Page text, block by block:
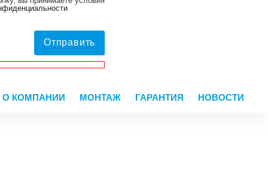
Отправить
О КОМПАНИИ МОНТАЖ ГАРАНТИЯ НОВОСТИ